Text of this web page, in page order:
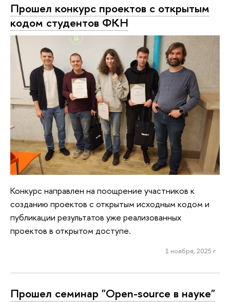
Прошел конкурс проектов с открытым
кодом студентов ФКН
Конкурс направлен на поощрение участников к
созданию проектов с открытым исходным кодом и
публикации результатов уже реализованных
проектов в открытом доступе.
1 ноября, 2025 г.
Прошел семинар "Open-source в науке"